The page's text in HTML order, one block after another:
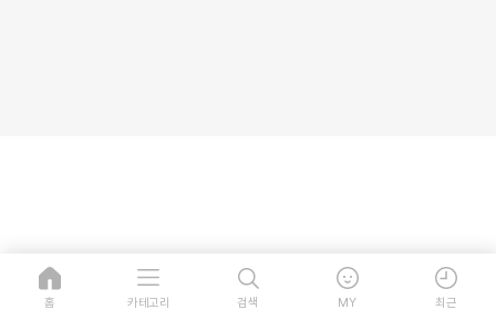
홈 카테고리 검색 MY 최근